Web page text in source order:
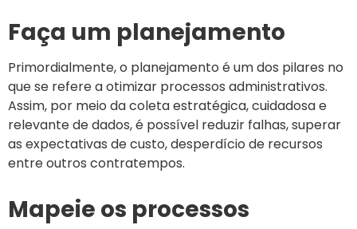
Faça um planejamento
Primordialmente, o planejamento é um dos pilares no
que se refere a otimizar processos administrativos.
Assim, por meio da coleta estratégica, cuidadosa e
relevante de dados, é possível reduzir falhas, superar
as expectativas de custo, desperdício de recursos
entre outros contratempos.
Mapeie os processos